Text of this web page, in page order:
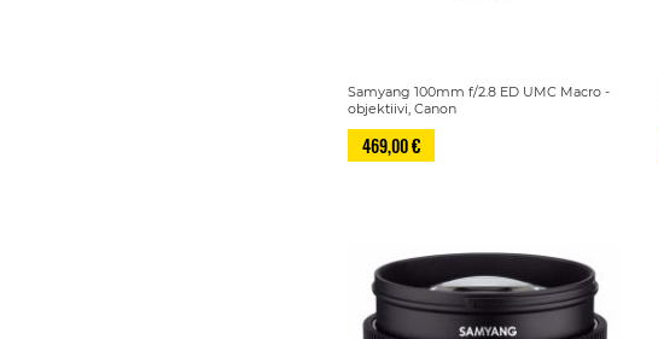
Samyang 100mm f/2.8 ED UMC Macro -
objektiivi, Canon
469,00 €